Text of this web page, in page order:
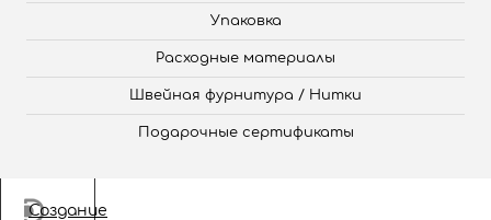
Упаковка
Расходные материалы
Швейная фурнитура / Нитки
Подарочные сертификаты
Создание